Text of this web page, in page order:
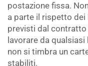
postazione fissa.
a parte il rispetto
previsti dal contratto
lavorare da
non si timbra un
stabiliti.